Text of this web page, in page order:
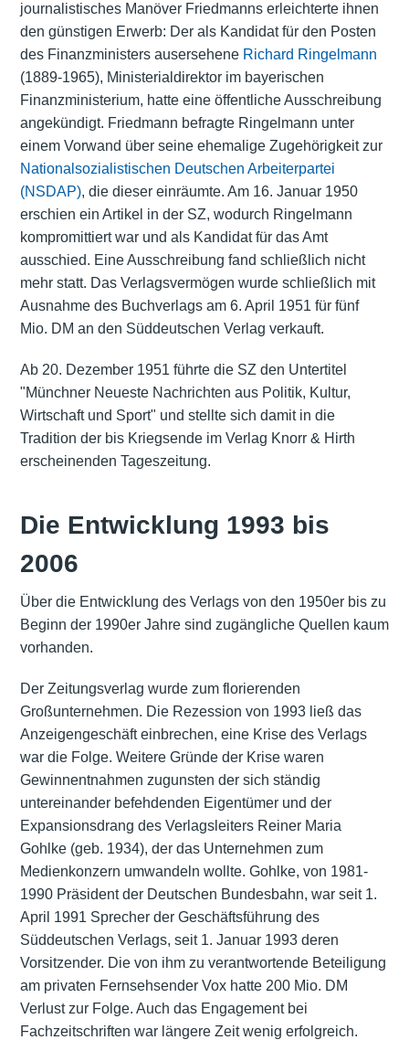
journalistisches Manöver Friedmanns erleichterte ihnen
den günstigen Erwerb: Der als Kandidat für den Posten
des Finanzministers ausersehene Richard Ringelmann
(1889-1965), Ministerialdirektor im bayerischen
Finanzministerium, hatte eine öffentliche Ausschreibung
angekündigt. Friedmann befragte Ringelmann unter
einem Vorwand über seine ehemalige Zugehörigkeit zur
Nationalsozialistischen Deutschen Arbeiterpartei
(NSDAP), die dieser einräumte. Am 16. Januar 1950
erschien ein Artikel in der SZ, wodurch Ringelmann
kompromittiert war und als Kandidat für das Amt
ausschied. Eine Ausschreibung fand schließlich nicht
mehr statt. Das Verlagsvermögen wurde schließlich mit
Ausnahme des Buchverlags am 6. April 1951 für fünf
Mio. DM an den Süddeutschen Verlag verkauft.
Ab 20. Dezember 1951 führte die SZ den Untertitel
"Münchner Neueste Nachrichten aus Politik, Kultur,
Wirtschaft und Sport" und stellte sich damit in die
Tradition der bis Kriegsende im Verlag Knorr & Hirth
erscheinenden Tageszeitung.
Die Entwicklung 1993 bis
2006
Über die Entwicklung des Verlags von den 1950er bis zu
Beginn der 1990er Jahre sind zugängliche Quellen kaum
vorhanden.
Der Zeitungsverlag wurde zum florierenden
Großunternehmen. Die Rezession von 1993 ließ das
Anzeigengeschäft einbrechen, eine Krise des Verlags
war die Folge. Weitere Gründe der Krise waren
Gewinnentnahmen zugunsten der sich ständig
untereinander befehdenden Eigentümer und der
Expansionsdrang des Verlagsleiters Reiner Maria
Gohlke (geb. 1934), der das Unternehmen zum
Medienkonzern umwandeln wollte. Gohlke, von 1981-
1990 Präsident der Deutschen Bundesbahn, war seit 1.
April 1991 Sprecher der Geschäftsführung des
Süddeutschen Verlags, seit 1. Januar 1993 deren
Vorsitzender. Die von ihm zu verantwortende Beteiligung
am privaten Fernsehsender Vox hatte 200 Mio. DM
Verlust zur Folge. Auch das Engagement bei
Fachzeitschriften war längere Zeit wenig erfolgreich.